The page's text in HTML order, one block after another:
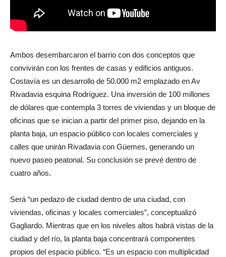
Ambos desembarcaron el barrio con dos conceptos que
convivirán con los frentes de casas y edificios antiguos.
Costavía es un desarrollo de 50.000 m2 emplazado en Av
Rivadavia esquina Rodríguez. Una inversión de 100 millones
de dólares que contempla 3 torres de viviendas y un bloque de
oficinas que se inician a partir del primer piso, dejando en la
planta baja, un espacio público con locales comerciales y
calles que unirán Rivadavia con Güemes, generando un
nuevo paseo peatonal. Su conclusión se prevé dentro de
Será “un pedazo de ciudad dentro de una ciudad, con
viviendas, oficinas y locales comerciales”, conceptualizó
Gagliardo. Mientras que en los niveles altos habrá vistas de la
ciudad y del río, la planta baja concentrará componentes